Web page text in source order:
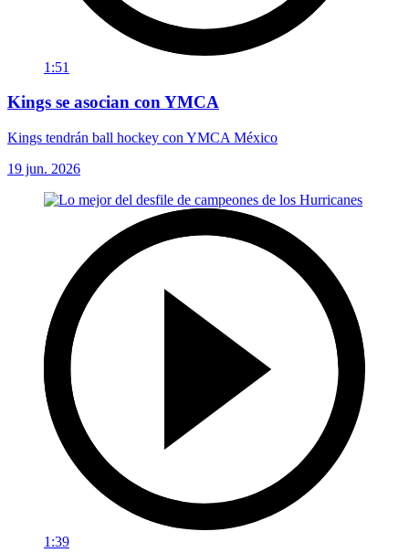
1:51
Kings se asocian con YMCA
Kings tendrán ball hockey con YMCA México
19 jun. 2026
1:39